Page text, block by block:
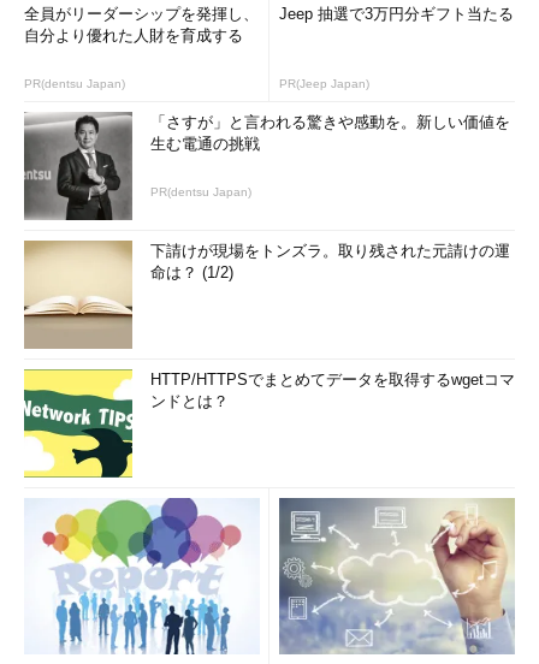
全員がリーダーシップを発揮し、
自分より優れた人財を育成する
PR(dentsu Japan)
Jeep 抽選で3万円分ギフト当たる
PR(Jeep Japan)
「さすが」と言われる驚きや感動を。新しい価値を
生む電通の挑戦
PR(dentsu Japan)
下請けが現場をトンズラ。取り残された元請けの運
命は？ (1/2)
HTTP/HTTPSでまとめてデータを取得するwgetコマ
ンドとは？